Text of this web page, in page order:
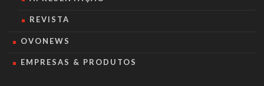
REVISTA
OVONEWS
EMPRESAS & PRODUTOS